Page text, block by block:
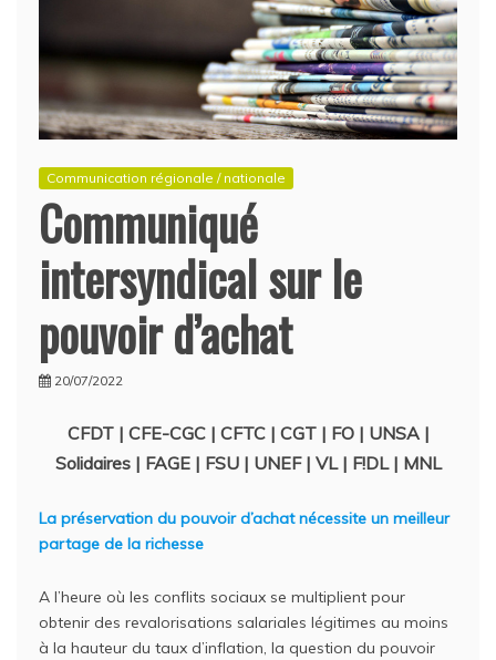
Communication régionale / nationale
Communiqué
intersyndical sur le
pouvoir d’achat
20/07/2022
CFDT | CFE-CGC | CFTC | CGT | FO | UNSA |
Solidaires | FAGE | FSU | UNEF | VL | F!DL | MNL
La préservation du pouvoir d’achat nécessite un meilleur
partage de la richesse
A l’heure où les conflits sociaux se multiplient pour
obtenir des revalorisations salariales légitimes au moins
à la hauteur du taux d’inflation, la question du pouvoir